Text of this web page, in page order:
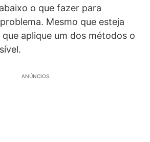
o que fazer para
Mesmo que esteja
aplique um dos métodos o
ANÚNCIOS